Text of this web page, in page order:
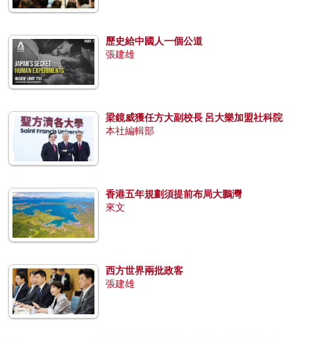
歷史給中國人一個公道
張建雄
梁鏡威獲任方大副校長 呂大樂加盟社科院
本社編輯部
香港五年規劃須提前布局大鵬灣
來文
西方世界兩批政客
張建雄